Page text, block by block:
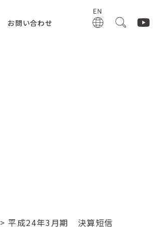
お問い合わせ
> 平成24年3月期 決算短信